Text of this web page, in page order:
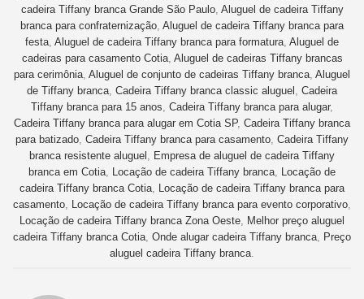
cadeira Tiffany branca Grande São Paulo, Aluguel de cadeira Tiffany
branca para confraternização Aluguel de cadeira Tiffany branca para
festa Aluguel de cadeira Tiffany branca para formatura Aluguel de
cadeiras para casamento Cotia, Aluguel de cadeiras Tiffany brancas
para cerimônia Aluguel de conjunto de cadeiras Tiffany branca Aluguel
de Tiffany branca Cadeira Tiffany branca classic aluguel
Cadeira
Tiffany branca para 15 anos Cadeira Tiffany branca para alugar,
Cadeira Tiffany branca para alugar em Cotia SP, Cadeira Tiffany branca
para batizado Cadeira Tiffany branca para casamento Cadeira Tiffany
branca resistente aluguel
Empresa de aluguel de cadeira Tiffany
branca em Cotia
Locação de cadeira Tiffany branca
Locação de
cadeira Tiffany branca Cotia
Locação de cadeira Tiffany branca para
casamento
Locação de cadeira Tiffany branca para evento corporativo
Locação de cadeira Tiffany branca Zona Oeste
Melhor preço aluguel
cadeira Tiffany branca Cotia Onde alugar cadeira Tiffany branca
Preço
aluguel cadeira Tiffany branca